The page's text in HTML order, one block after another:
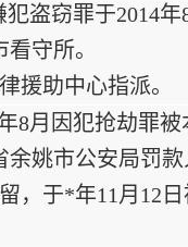
盗窃罪于2014年
守所。
援助中心指派。
8月因犯抢劫罪被
姚市公安局罚
，于*年11月12